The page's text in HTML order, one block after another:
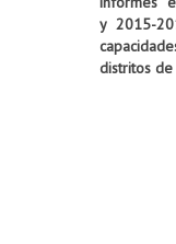
y 2015-
distritos